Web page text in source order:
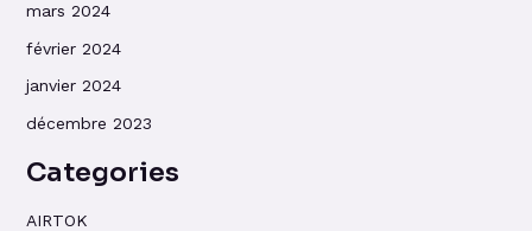
mars 2024
février 2024
janvier 2024
décembre 2023
Categories
AIRTOK